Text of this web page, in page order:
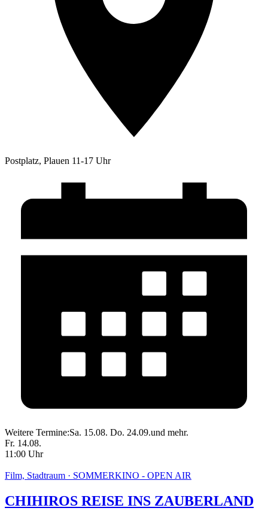
Postplatz, Plauen 11-17 Uhr
Weitere Termine:Sa. 15.08. Do. 24.09.und mehr.
Fr. 14.08.
11:00 Uhr
Film, Stadtraum · SOMMERKINO - OPEN AIR
CHIHIROS REISE INS ZAUBERLAND